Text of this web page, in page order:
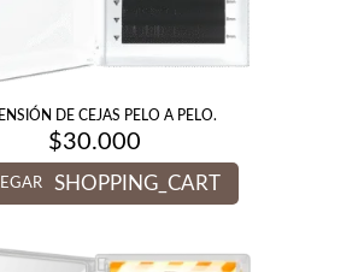
DE CEJAS PELO A PELO.
$30.000
SHOPPING_CART